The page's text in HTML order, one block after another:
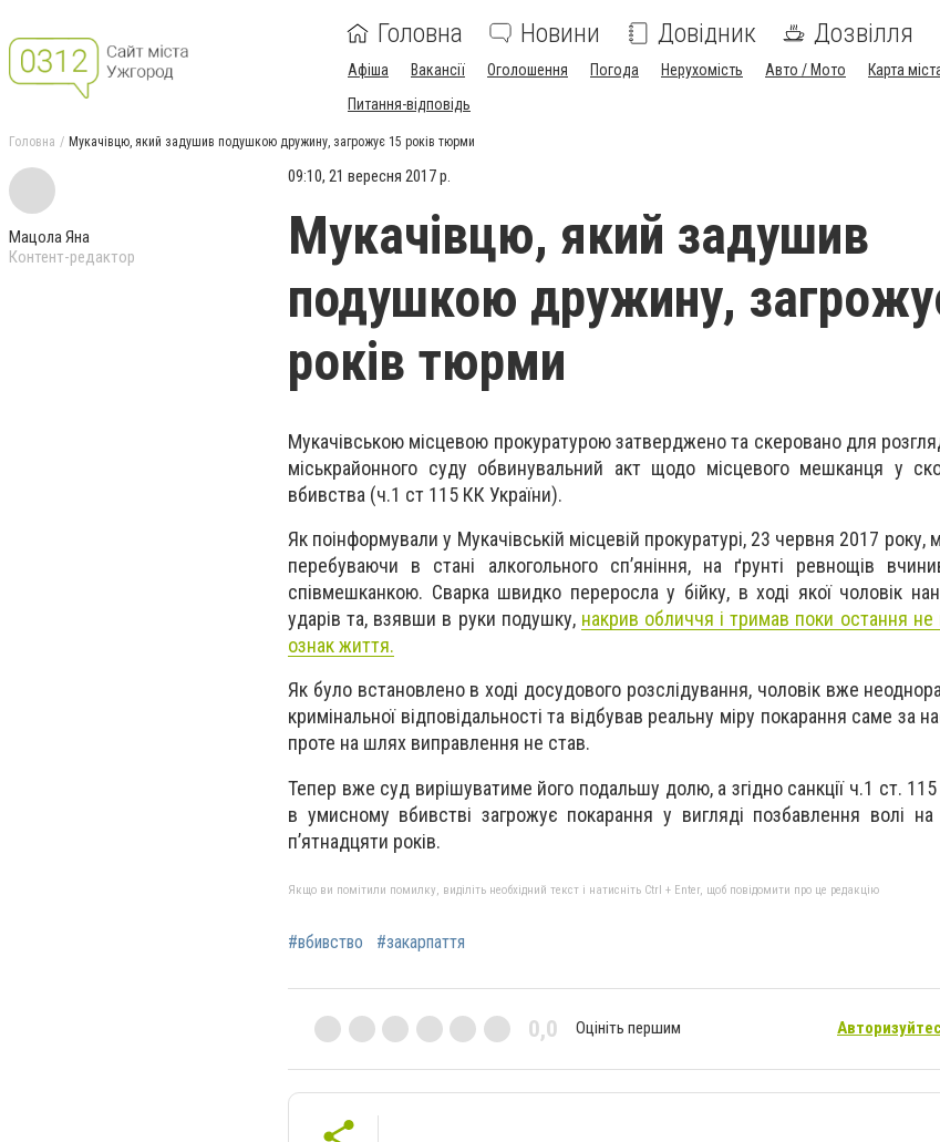
Головна Новини Довідник Дозвілля
Афіша Вакансії Оголошення Погода Нерухомість Авто / Мото Карта
Питання-відповідь
Головна Мукачівцю, який задушив подушкою дружину, загрожує 15 років тюрми
Мацола Яна
Контент-редактор
09:10, 21 вересня 2017 р.
Мукачівцю, який задушив
подушкою дружину,
років тюрми
Мукачівською місцевою прокуратурою затверджено та скеровано для
міськрайонного суду обвинувальний акт щодо місцевого мешканця у
вбивства (ч.1 ст 115 КК України).
Як поінформували у Мукачівській місцевій прокуратурі, 23 червня 2017
перебуваючи в стані алкогольного сп’яніння, на ґрунті ревнощів
співмешканкою. Сварка швидко переросла у бійку, в ході якої чоловік
ударів та, взявши в руки подушку, накрив обличчя і тримав поки остання не
ознак життя.
Як було встановлено в ході досудового розслідування, чоловік вже
кримінальної відповідальності та відбував реальну міру покарання саме за
проте на шлях виправлення не став.
Тепер вже суд вирішуватиме його подальшу долю, а згідно санкції ч.1 ст.
в умисному вбивстві загрожує покарання у вигляді позбавлення волі
п’ятнадцяти років.
Якщо ви помітили помилку, виділіть необхідний текст і натисніть Ctrl + Enter, щоб повідомити про це редакцію
#вбивство #закарпаття
0,0 Оцініть першим